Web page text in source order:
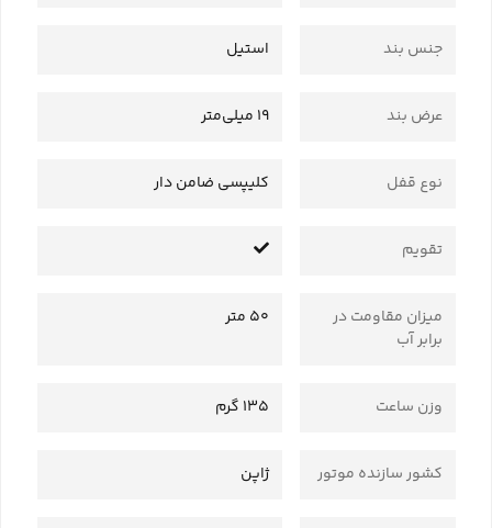
جنس بند استیل
عرض بند 19 میلی‌متر
نوع قفل کلیپسی ضامن دار
تقویم
میزان مقاومت در
برابر آب
50 متر
وزن ساعت 135 گرم
کشور سازنده موتور ژاپن